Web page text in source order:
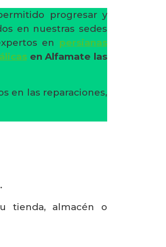
progresar y
en nuestras sedes
en persianas
en Alfamate las
en las reparaciones,
tienda, almacén o